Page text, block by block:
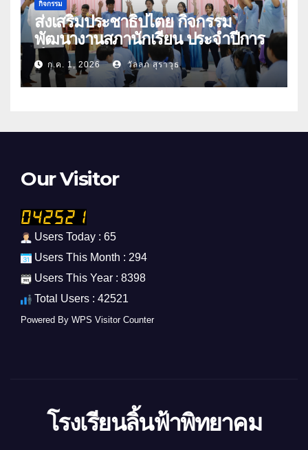
กิจกรรม
ส่งเสริมประชาธิปไตย กิจกรรม
พัฒนางานสภานักเรียน ประจำปีการ
ศึกษา 2569
ก.ค. 1, 2026 วัลลภ สุราวุธ
Our Visitor
Users Today : 65
Users This Month : 294
Users This Year : 8398
Total Users : 42521
Powered By WPS Visitor Counter
โรงเรียนลิ้นฟ้าพิทยาคม